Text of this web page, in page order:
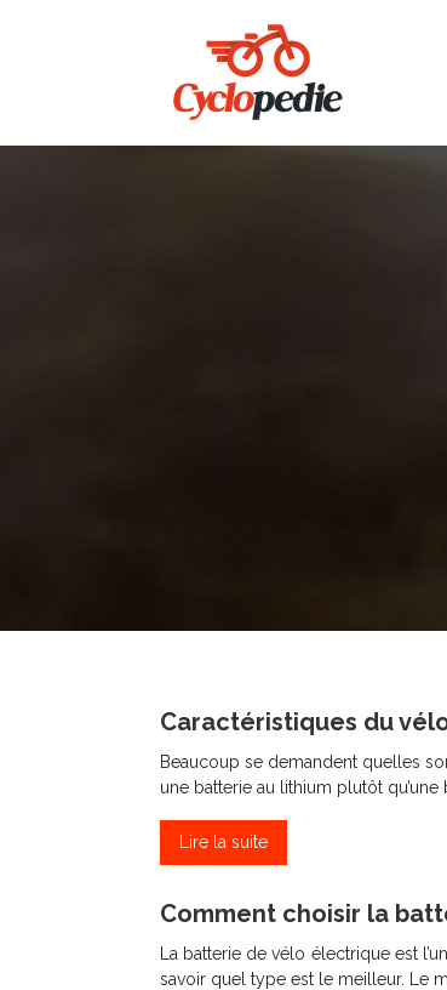
Caractéristiques du
Beaucoup se demandent quelles
une batterie au lithium plutôt
Lire la suite
Comment choisir la
La batterie de vélo électrique est
savoir quel type est le meilleur. Le